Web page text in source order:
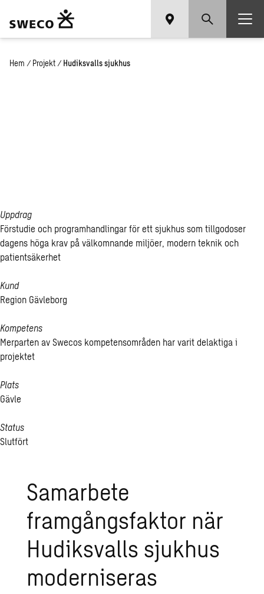
Hem / Projekt / Hudiksvalls sjukhus
Uppdrag
Förstudie och programhandlingar för ett sjukhus som tillgodoser
dagens höga krav på välkomnande miljöer, modern teknik och
patientsäkerhet
Kund
Region Gävleborg
Kompetens
Merparten av Swecos kompetensområden har varit delaktiga i
projektet
Plats
Gävle
Status
Slutfört
Samarbete
framgångsfaktor när
Hudiksvalls sjukhus
moderniseras